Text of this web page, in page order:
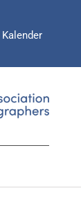
Kalender